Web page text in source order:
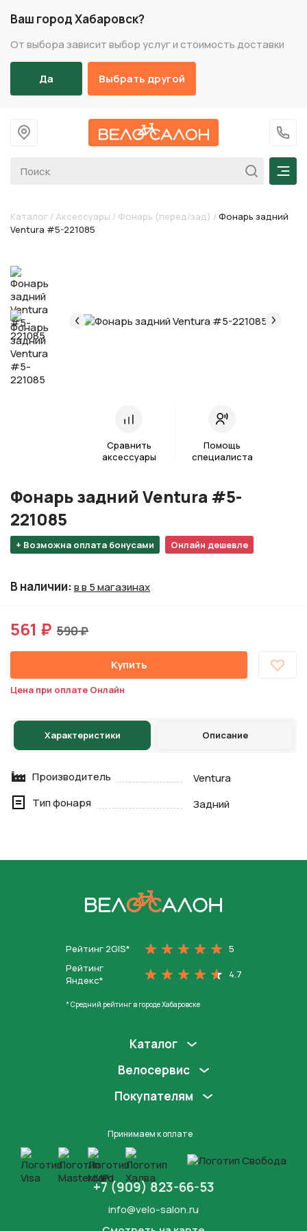
Ваш город Хабаровск?
От выбора зависит выбор услуг и стоимость доставки
Да Выбрать другой
На главную
+7
Каталог / Аксессуары / Фонарь (перед/зад) / Фонарь задний
Ventura #5-221085
Сравнить
аксессуары
Помощь
специалиста
+ Возможна оплата бонусами Онлайн дешевле
Фонарь задний Ventura #5-
221085
В наличии:в в 5 магазинах
561 ₽ 590 ₽
Купить
Цена при оплате Онлайн
Характеристики Описание
Производитель
Ventura
Тип фонаря
Задний
Рейтинг 2GIS*
5
Рейтинг
Яндекс*
4.7
* Средний рейтинг в городе Хабаровске
Каталог
Велосервис
Покупателям
Принимаем к оплате
+7 (909) 823-66-53
info@velo-salon.ru